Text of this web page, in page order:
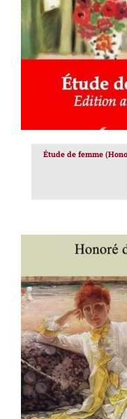
Étude de femme
AJOUTER AU